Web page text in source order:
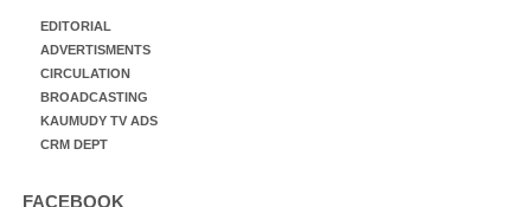
EDITORIAL
ADVERTISMENTS
CIRCULATION
BROADCASTING
KAUMUDY TV ADS
CRM DEPT
FACEBOOK